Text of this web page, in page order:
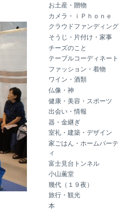
お土産・贈物
カメラ・ｉＰｈｏｎｅ
クラウドファンディング
そうじ・片付け・家事
チーズのこと
テーブルコーディネート
ファッション・着物
ワイン・酒類
仏像・神
健康・美容・スポーツ
出会い・情報
器・金継ぎ
室礼・建築・デザイン
家ごはん・ホームパーテ
ィ
富士見台トンネル
小山薫堂
幾代（１９夜）
旅行・観光
本